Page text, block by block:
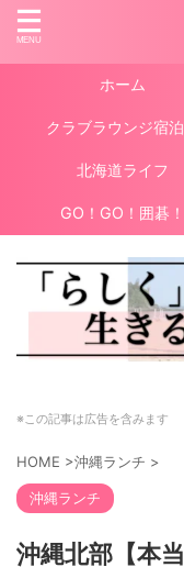
ホーム
クラブラウンジ宿
北海道ライフ
GO！GO！囲碁！
※この記事は広告を含みます
HOME >沖縄ランチ >
沖縄ランチ
沖縄北部【本